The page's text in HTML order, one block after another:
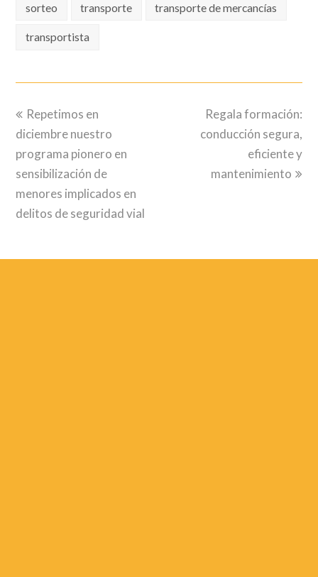
sorteo transporte transporte de mercancías
transportista
previous
post:
Repetimos en
diciembre nuestro
programa pionero en
sensibilización de
menores implicados en
delitos de seguridad vial
next
post:
Regala formación:
conducción segura,
eficiente y
mantenimiento